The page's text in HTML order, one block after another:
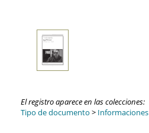
El registro aparece en las colecciones:
Tipo de documento > Informaciones